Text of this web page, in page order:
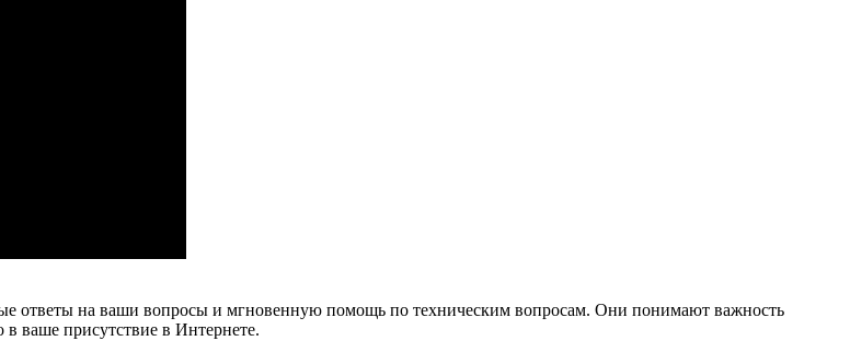
ответы на ваши вопросы и мгновенную помощь по техническим вопросам. Они понимают важность
ваше присутствие в Интернете.